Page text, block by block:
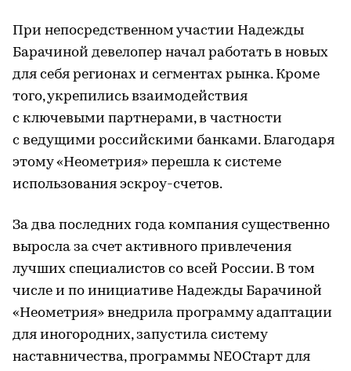
При непосредственном участии Надежды
Барачиной девелопер начал работать в новых
для себя регионах и сегментах рынка. Кроме
того, укрепились взаимодействия
с ключевыми партнерами, в частности
с ведущими российскими банками. Благодаря
этому «Неометрия» перешла к системе
использования эскроу-счетов.
За два последних года компания существенно
выросла за счет активного привлечения
лучших специалистов со всей России. В том
числе и по инициативе Надежды Барачиной
«Неометрия» внедрила программу адаптации
для иногородних, запустила систему
наставничества, программы NEOСтарт для